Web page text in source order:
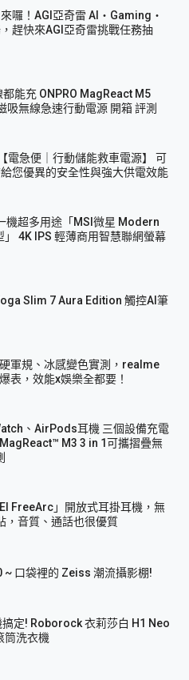
囉！AGI亞奇雷 AI・Gaming・
趕快來AGI亞奇雷挑戰任務抽
能充 ONPRO MagReact M5
吸無線急速行動電源 開箱 評測
電急便｜行動儲能救車電源】 可
您優異的安全性與強大供電效能
機超多用途「MSI微星 Modern
」 4K IPS 輕薄商用智慧聯網螢幕
Slim 7 Aura Edition 觸控AI筆
軍規、冰感變色實測，realme
表，效能x娛樂全都要！
、AirPods耳機 三個設備充電
M3 3 in 1可攜摺疊無
FreeArc」開放式耳掛耳機，無
，音質、通話也很優質
~ 口袋裡的 Zeiss 潮流攝影棚!
定! Roborock 衣莉莎白 H1 Neo
筒洗衣機